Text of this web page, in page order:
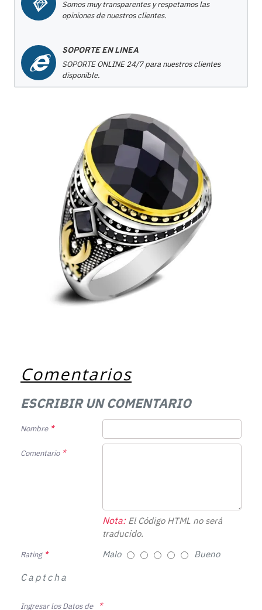
Somos muy transparentes y respetamos las
opiniones de nuestros clientes.
SOPORTE EN LINEA
SOPORTE ONLINE 24/7 para nuestros clientes
disponible.
Comentarios
ESCRIBIR UN COMENTARIO
Nombre
Comentario
Nota:El Código HTML no será
traducido.
Rating Malo Bueno
Captcha
Ingresar los Datos de